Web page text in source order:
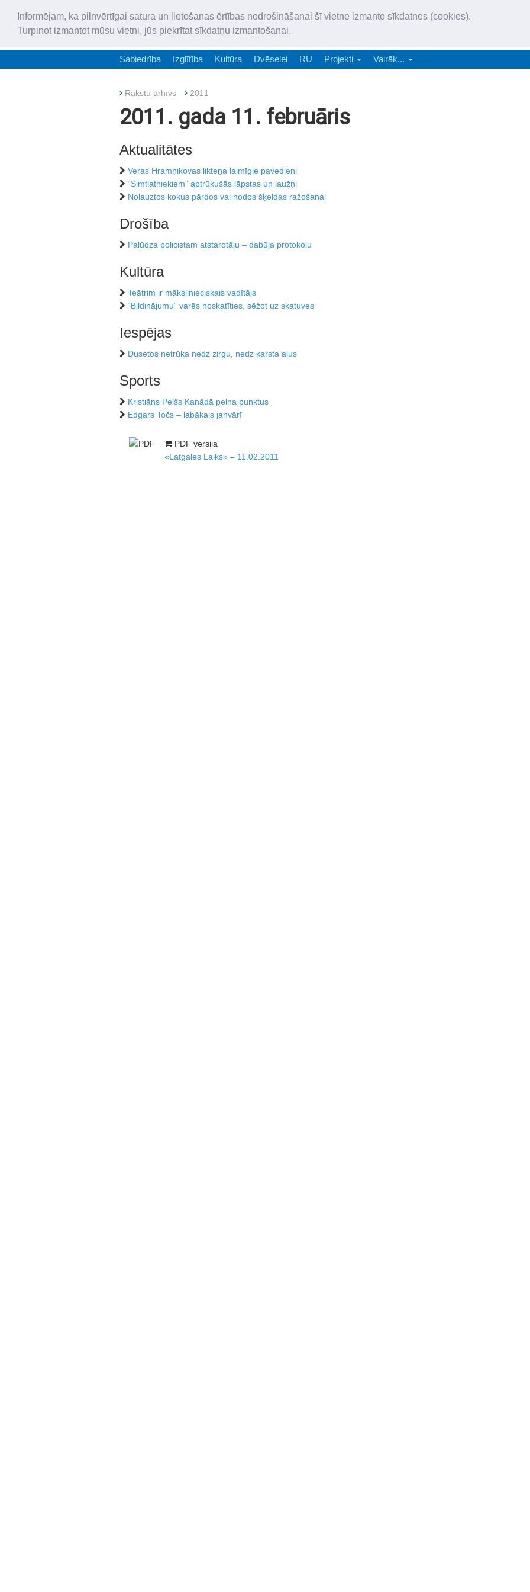
Informējam, ka pilnvērtīgai satura un lietošanas ērtības nodrošināšanai šī vietne izmanto sīkdatnes (cookies).
Turpinot izmantot mūsu vietni, jūs piekrītat sīkdatņu izmantošanai.
„Latgales Laiks” latviešu valodā aptver Daugavpils valstspilsētu,
Sabiedrība Izglītība Kultūra Dvēselei RU Projekti Vairāk...
Rakstu arhīvs 2011
2011. gada 11. februāris
Aktualitātes
Veras Hramņikovas likteņa laimīgie pavedieni
“Simtlatniekiem” aptrūkušās lāpstas un laužņi
Nolauztos kokus pārdos vai nodos šķeldas ražošanai
Drošība
Palūdza policistam atstarotāju – dabūja protokolu
Kultūra
Teātrim ir mākslinieciskais vadītājs
“Bildinājumu” varēs noskatīties, sēžot uz skatuves
Iespējas
Dusetos netrūka nedz zirgu, nedz karsta alus
Sports
Kristiāns Pelšs Kanādā pelna punktus
Edgars Točs – labākais janvārī
PDF versija
«Latgales Laiks» – 11.02.2011